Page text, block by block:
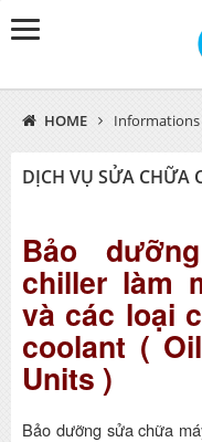
HOME Informations
DỊCH VỤ SỬA CHỮA
Bảo
chiller làm
và các loại
coolant (
Units )
Bảo dưỡng sửa chữa